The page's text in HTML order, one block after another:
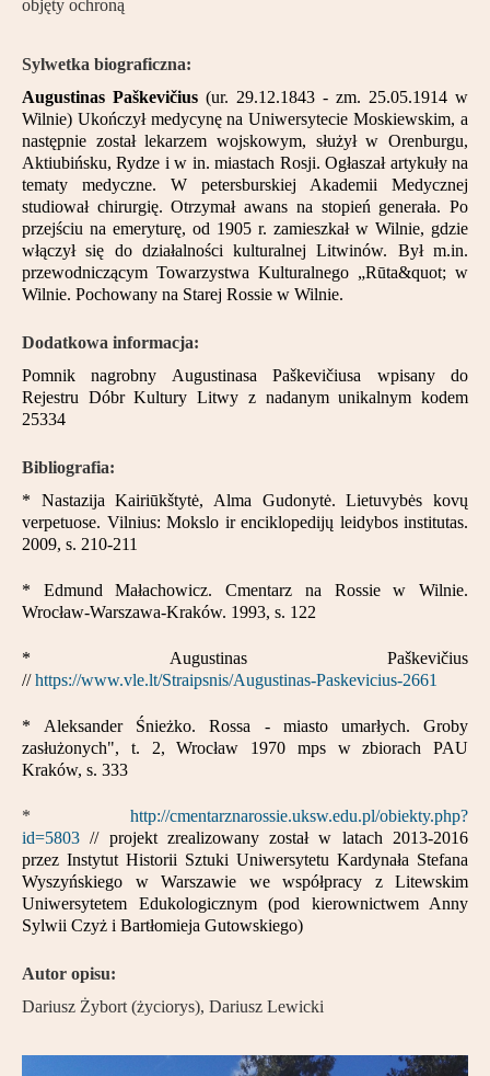
objęty ochroną
Sylwetka biograficzna:
Augustinas Paškevičius (ur. 29.12.1843 - zm. 25.05.1914 w
Wilnie) Ukończył medycynę na Uniwersytecie Moskiewskim, a
następnie został lekarzem wojskowym, służył w Orenburgu,
Aktiubińsku, Rydze i w in. miastach Rosji. Ogłaszał artykuły na
tematy medyczne. W petersburskiej Akademii Medycznej
studiował chirurgię. Otrzymał awans na stopień generała. Po
przejściu na emeryturę, od 1905 r. zamieszkał w Wilnie, gdzie
włączył się do działalności kulturalnej Litwinów. Był m.in.
przewodniczącym Towarzystwa Kulturalnego „Rūta&quot; w
Wilnie. Pochowany na Starej Rossie w Wilnie.
Dodatkowa informacja:
Pomnik nagrobny Augustinasa Paškevičiusa wpisany do
Rejestru Dóbr Kultury Litwy z nadanym unikalnym kodem
25334
Bibliografia:
* Nastazija Kairiūkštytė, Alma Gudonytė. Lietuvybės kovų
verpetuose. Vilnius: Mokslo ir enciklopedijų leidybos institutas.
2009, s. 210-211
* Edmund Małachowicz. Cmentarz na Rossie w Wilnie.
Wrocław-Warszawa-Kraków. 1993, s. 122
* Augustinas Paškevičius
// https://www.vle.lt/Straipsnis/Augustinas-Paskevicius-2661
* Aleksander Śnieżko. Rossa - miasto umarłych. Groby
zasłużonych", t. 2, Wrocław 1970 mps w zbiorach PAU
Kraków, s. 333
* http://cmentarznarossie.uksw.edu.pl/obiekty.php?
id=5803 // projekt zrealizowany został w latach 2013-2016
przez Instytut Historii Sztuki Uniwersytetu Kardynała Stefana
Wyszyńskiego w Warszawie we współpracy z Litewskim
Uniwersytetem Edukologicznym (pod kierownictwem Anny
Sylwii Czyż i Bartłomieja Gutowskiego)
Autor opisu:
Dariusz Żybort (życiorys), Dariusz Lewicki